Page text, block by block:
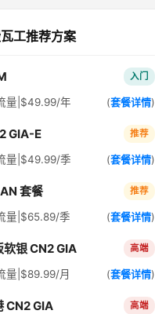
工推荐方案
入门
量|$49.99/年 (套餐详情)
GIA-E 推荐
量|$49.99/季 (套餐详情)
套餐 推荐
量|$65.89/季 (套餐详情)
银 CN2 GIA 高端
量|$89.99/月 (套餐详情)
CN2 GIA 高端